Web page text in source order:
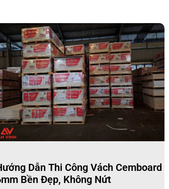
Dẫn Thi Công Vách Cemboard
Bền Đẹp, Không Nứt